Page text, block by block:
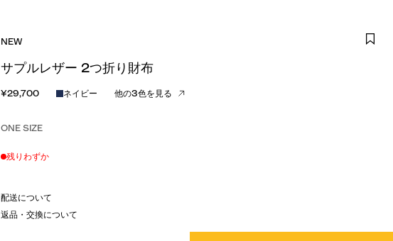
NEW
サプルレザー 2つ折り財布
¥29,700 ネイビー 他の3色を見る
ONE SIZE
残りわずか
配送について
返品・交換について